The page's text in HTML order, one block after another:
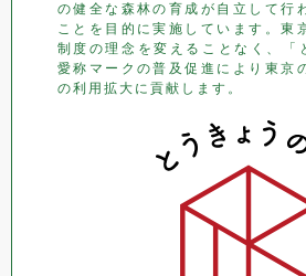
の健全な森林の育成が自立して行
ことを目的に実施しています。東
制度の理念を変えることなく、「
愛称マークの普及促進により東京
の利用拡大に貢献します。